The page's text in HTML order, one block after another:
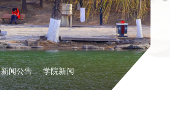
新闻公告 - 学院新闻